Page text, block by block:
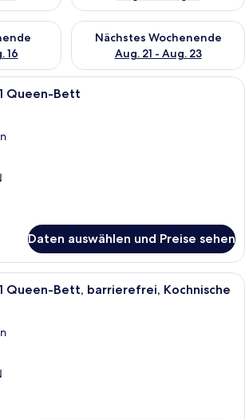
16
für dieses Wochenende, Aug. 14
Nächstes Wochenende
Aug. 21 - Aug. 23
Überprüfe die Verfügbarkeit
Ein Zimmer mit rundem Tisch,
Queen-Bett
Daten auswählen und Preise sehen
Ein modernes Schlafzimmer mit
Queen-Bett, barrierefrei, Kochnische